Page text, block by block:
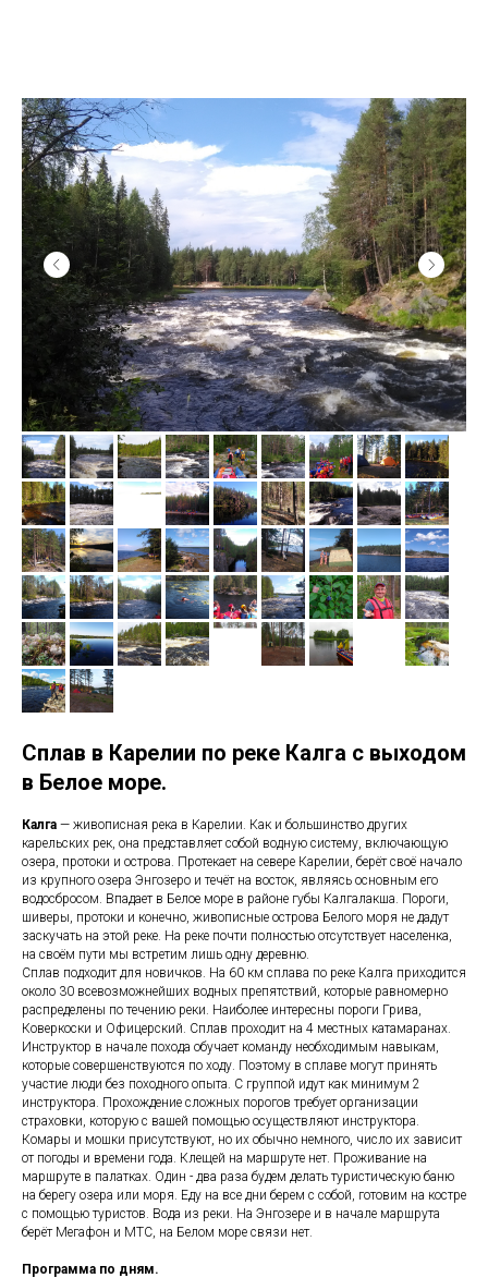
Сплав в Карелии по реке Калга с выходом
в Белое море.
Калга — живописная река в Карелии. Как и большинство других
карельских рек, она представляет собой водную систему, включающую
озера, протоки и острова. Протекает на севере Карелии, берёт своё начало
из крупного озера Энгозеро и течёт на восток, являясь основным его
водосбросом. Впадает в Белое море в районе губы Калгалакша. Пороги,
шиверы, протоки и конечно, живописные острова Белого моря не дадут
заскучать на этой реке. На реке почти полностью отсутствует населенка,
на своём пути мы встретим лишь одну деревню.
Сплав подходит для новичков. На 60 км сплава по реке Калга приходится
около 30 всевозможнейших водных препятствий, которые равномерно
распределены по течению реки. Наиболее интересны пороги Грива,
Коверкоски и Офицерский. Сплав проходит на 4 местных катамаранах.
Инструктор в начале похода обучает команду необходимым навыкам,
которые совершенствуются по ходу. Поэтому в сплаве могут принять
участие люди без походного опыта. С группой идут как минимум 2
инструктора. Прохождение сложных порогов требует организации
страховки, которую с вашей помощью осуществляют инструктора.
Комары и мошки присутствуют, но их обычно немного, число их зависит
от погоды и времени года. Клещей на маршруте нет. Проживание на
маршруте в палатках. Один - два раза будем делать туристическую баню
на берегу озера или моря. Еду на все дни берем с собой, готовим на костре
с помощью туристов. Вода из реки. На Энгозере и в начале маршрута
берёт Мегафон и МТС, на Белом море связи нет.
Программа по дням.